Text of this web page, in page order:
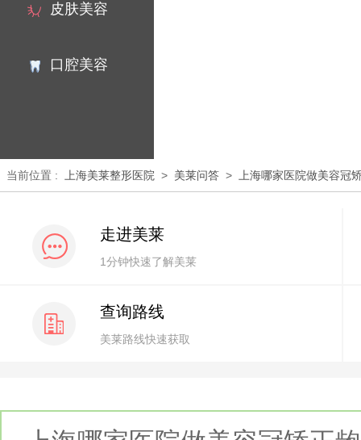
皮肤美容
口腔美容
当前位置 : 上海美莱整形医院 > 美莱问答 > 上海哪家医院做美容冠
走进美莱
1分钟快速了解美莱
查询路线
美莱路线快速获取